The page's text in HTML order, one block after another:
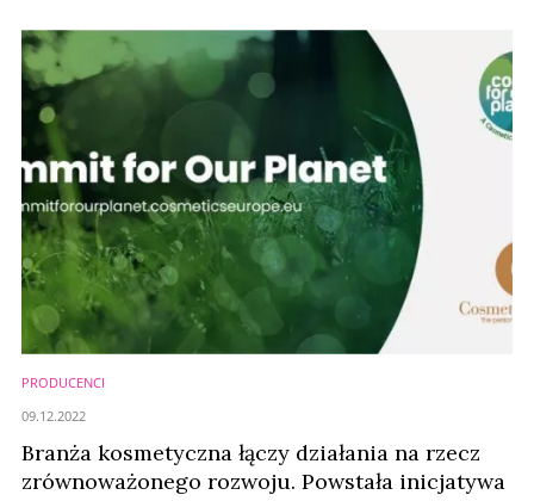
PRODUCENCI
Branża kosmetyczna łączy działania na rzecz
zrównoważonego rozwoju. Powstała inicjatywa
09.12.2022